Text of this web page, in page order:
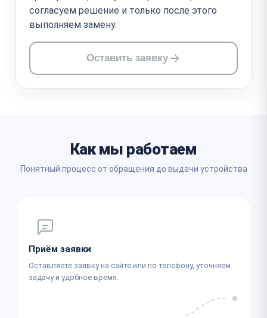
согласуем решение и только после этого
выполняем замену.
Оставить заявку
Как мы работаем
Понятный процесс от обращения до выдачи устройства
Приём заявки
Оставляете заявку на сайте или по телефону, уточняем
задачу и удобное время.